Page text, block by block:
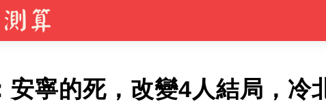
安寧的死，改變4人結局，冷